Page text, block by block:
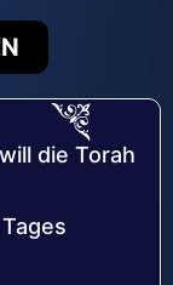
die Torah